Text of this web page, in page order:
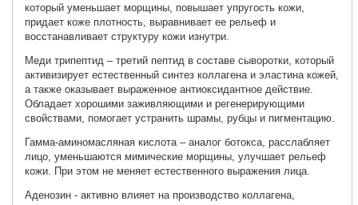
который уменьшает морщины, повышает упругость кожи,
придает коже плотность, выравнивает ее рельеф и
восстанавливает структуру кожи изнутри.
Меди трипептид – третий пептид в составе сыворотки, который
активизирует естественный синтез коллагена и эластина кожей,
а также оказывает выраженное антиоксидантное действие.
Обладает хорошими заживляющими и регенерирующими
свойствами, помогает устранить шрамы, рубцы и пигментацию.
Гамма-аминомасляная кислота – аналог ботокса, расслабляет
лицо, уменьшаются мимические морщины, улучшает рельеф
кожи. При этом не меняет естественного выражения лица.
Аденозин -активно влияет на производство коллагена,